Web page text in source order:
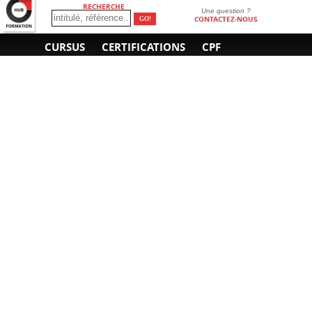
RECHERCHE Une question ?
CONTACTEZ-NOUS
CURSUS CERTIFICATIONS CPF